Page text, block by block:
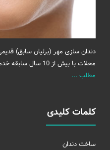
دندان سازی مهر (برلیان سابق)
محلات با بیش از 10 سال سابقه خدمت به مردم عزیز ایران است.
مطلب ...
کلمات کلیدی
ساخت دندان